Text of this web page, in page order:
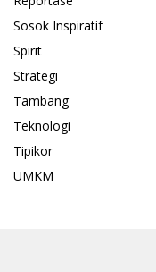
Sosok Inspiratif
Spirit
Strategi
Tambang
Teknologi
Tipikor
UMKM